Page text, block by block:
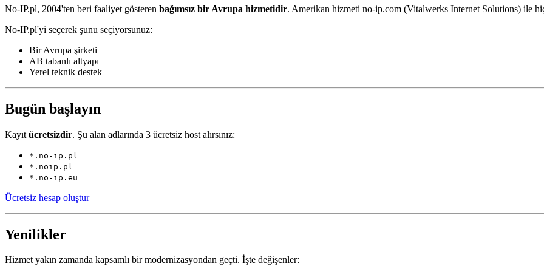
No-IP.pl, 2004'ten beri faaliyet gösteren bağımsız bir Avrupa hizmetidir. Amerikan hizmeti no-ip.com (Vitalwerks Internet Solutions) ile
No-IP.pl'yi seçerek şunu seçiyorsunuz:
Bir Avrupa şirketi
AB tabanlı altyapı
Yerel teknik destek
Bugün başlayın
Kayıt ücretsizdir. Şu alan adlarında 3 ücretsiz host alırsınız:
*.no-ip.pl
*.noip.pl
*.no-ip.eu
Ücretsiz hesap oluştur
Yenilikler
Hizmet yakın zamanda kapsamlı bir modernizasyondan geçti. İşte değişenler: